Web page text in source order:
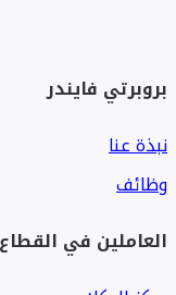
بروبرتي فايندر
نبذة عنا
وظائف
العاملين في